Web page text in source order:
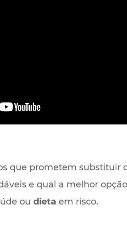
que prometem substituir
e qual a melhor
ou dieta em risco.